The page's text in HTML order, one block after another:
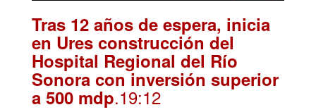
Tras 12 años de espera, inicia
en Ures construcción del
Hospital Regional del Río
Sonora con inversión superior
a 500 mdp.19:12